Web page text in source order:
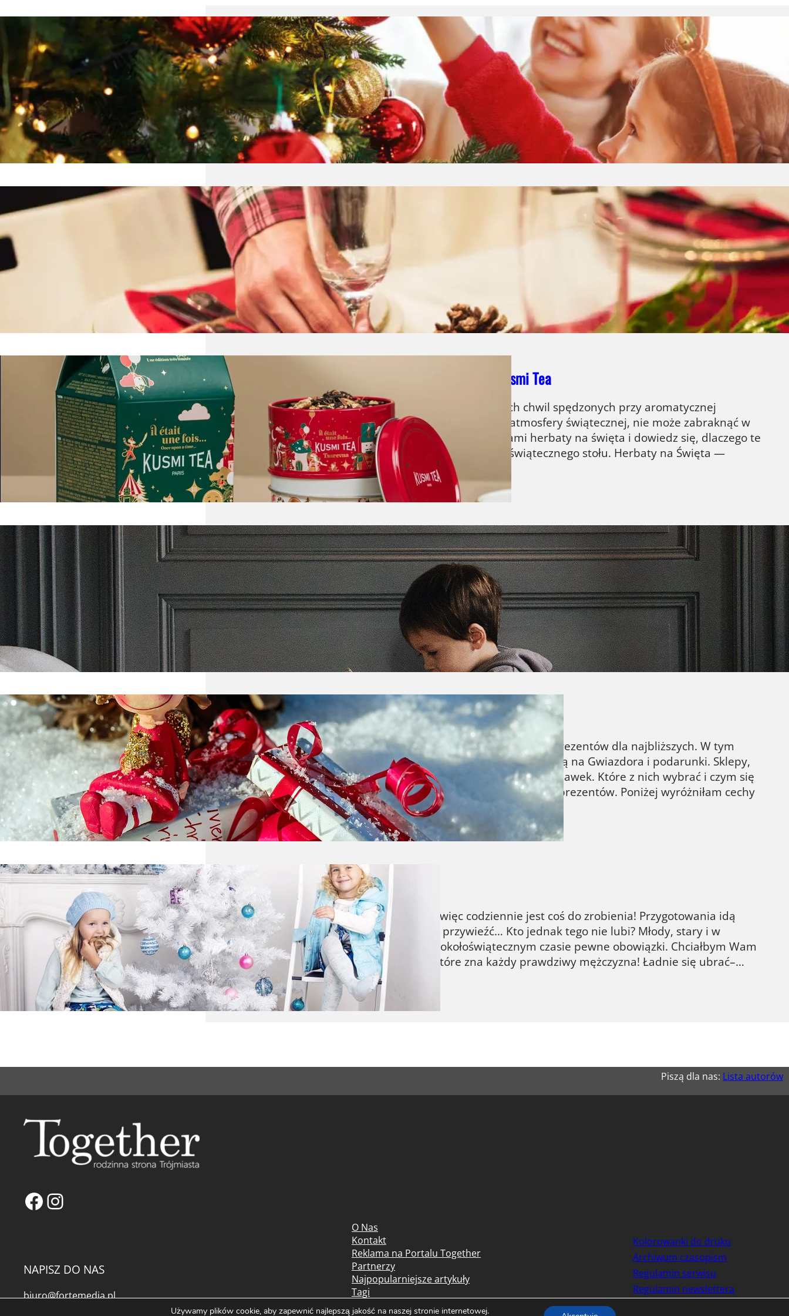
Jak zadbać o magię świąt?
Święta to wyjątkowy czas w roku, kiedy chcemy poczuć wyjątkową atmosferę i stworzyć
niezapomniane wspomnienia. Aby to osiągnąć, warto zadbać o kilka kluczowych elementów, które
sprawią, że ten czas będzie naprawdę magiczny. Przygotowanie domu Pierwszym krokiem do
stworzenia świątecznej atmosfery jest przygotowanie domu. Dekoracje świąteczne, takie jak choinka,
lampki, stroiki czy świeczki, są nieodłącznym elementem…
Jakie świąteczne bieżniki na stół to najlepszy wybór? Podpowiadamy
Świąteczny stół wymaga odpowiedniej oprawy. Większość osób wybiera w tym przypadku eleganckie
obrusy, ale równie dobrym wyborem mogą być świąteczne bieżniki. To tekstylia, które po wielu latach
zapomnienia ponownie wracają do łask. Mają zresztą całkiem sporo zalet. Jaki bieżnik wybrać zatem
na świąteczny stół? Czym należy się w tym przypadku kierować? Czytaj dalej i poznaj…
Herbaty na Święta – Odkryj luksusowe mieszanki Kusmi Tea
Święta to czas magii, rodzinnych spotkań i wyjątkowych chwil spędzonych przy aromatycznej
herbacie. Jeśli marzysz o stworzeniu niezapomnianej atmosfery świątecznej, nie może zabraknąć w
niej luksusowych herbat marki Kusmi Tea. Odkryj z nami herbaty na święta i dowiedz się, dlaczego te
wyjątkowe mieszanki mogą stać się gwiazdą Twojego świątecznego stołu. Herbaty na Święta —
Mieszanki…
Zaczytaj się w prezentach
Wy też kochacie znajdować książki pod choinką, bo wiecie, że każda z nich to obietnica nowej,
niesamowitej przygody? Podsuwamy Wam wybrane przez nas nowości, które będą idealnym
prezentem – dla kogoś lub dla siebie. J.K. Rowling Ikabog Wydawnictwo Media Rodzina Nadchodzi
Ikabog! Przez tego legendarnego potwora królestwo znajdzie się w niebezpieczeństwie, a dwoje dzieci
będzie…
Zabawki, czyli świadomy wybór
Święta tuż, tuż. Większość z nas zastanawia się nad zakupem prezentów dla najbliższych. W tym
czasie szczególnie myślimy o dzieciach, które najbardziej czekają na Gwiazdora i podarunki. Sklepy,
wychodząc naprzeciw klientom, przygotowały bogatą ofertę zabawek. Które z nich wybrać i czym się
w tym wyborze kierować? Zapraszam do selekcji świątecznych prezentów. Poniżej wyróżniłam cechy
zabawek,…
Święta z męskiego punktu widzenia…
Święta, święta i… wciąż przed świętami, więc codziennie jest coś do zrobienia! Przygotowania idą
pełną parą. Tam pojechać, tu zrobić, coś przywieźć… Kto jednak tego nie lubi? Młody, stary i w
średnim wieku mają w tym magicznym, okołoświątecznym czasie pewne obowiązki. Chciałbym Wam
przedstawić kilka „zadań specjalnych”, które zna każdy prawdziwy mężczyzna! Ładnie się ubrać–…
Piszą dla nas: Lista autorów
Facebook
Instagram
NAPISZ DO NAS
biuro@fortemedia.pl
O Nas
Kontakt
Reklama na Portalu Together
Partnerzy
Najpopularniejsze artykuły
Tagi
Mapa serwisu
Kolorowanki do druku
Archiwum czasopism
Regulamin serwisu
Regulamin newslettera
Używamy plików cookie, aby zapewnić najlepszą jakość na naszej stronie internetowej.